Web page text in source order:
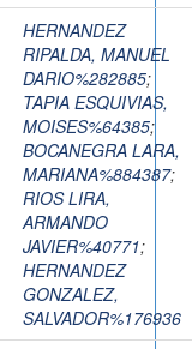
HERNANDEZ
RIPALDA, MANUEL
DARIO%282885;
TAPIA ESQUIVIAS,
MOISES%64385;
BOCANEGRA LARA,
MARIANA%884387;
RIOS LIRA,
ARMANDO
JAVIER%40771;
HERNANDEZ
GONZALEZ,
SALVADOR%176936